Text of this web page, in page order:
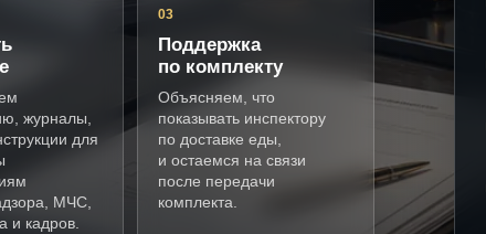
журналы,
для
МЧС,
и кадров.
03
Поддержка
по комплекту
Объясняем, что
показывать инспектору
по доставке еды,
и остаемся на связи
после передачи
комплекта.